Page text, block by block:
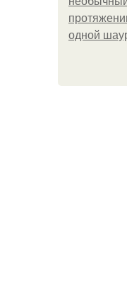
одной